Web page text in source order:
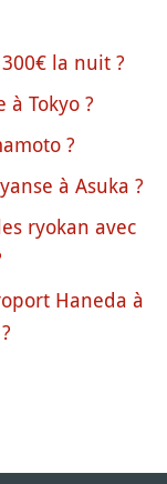
la nuit ?
Tokyo ?
?
à Asuka ?
ryokan avec
Haneda à